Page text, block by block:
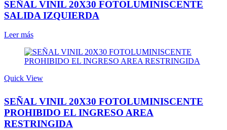
SEÑAL VINIL 20X30 FOTOLUMINISCENTE
SALIDA IZQUIERDA
Leer más
Quick View
SEÑAL VINIL 20X30 FOTOLUMINISCENTE
PROHIBIDO EL INGRESO AREA
RESTRINGIDA